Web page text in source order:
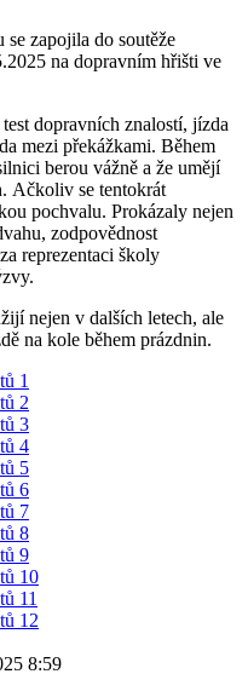
zapojila do soutěže
na dopravním hřišti ve
dopravních znalostí, jízda
mezi překážkami. Během
berou vážně a že umějí
Ačkoliv se tentokrát
pochvalu. Prokázaly nejen
zodpovědnost
reprezentaci školy
nejen v dalších letech, ale
na kole během prázdnin.
8:59